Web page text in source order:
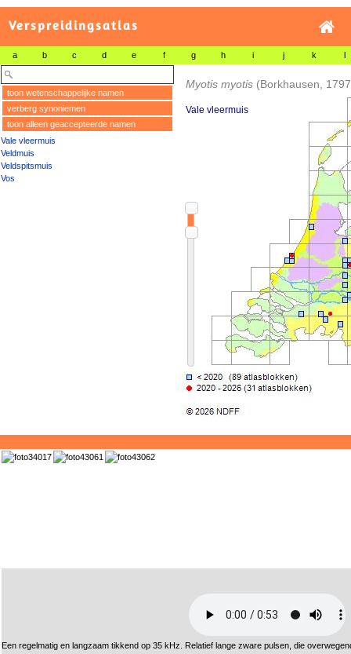
Verspreidingsatlas
a b c d e f g h i j k l
toon wetenschappelijke namen
verberg synoniemen
toon alleen geaccepteerde namen
Vale vleermuis
Veldmuis
Veldspitsmuis
Vos
Myotis myotis (Borkhausen,
Vale vleermuis
Een regelmatig en langzaam tikkend op 35 kHz. Relatief lange zware pulsen, die